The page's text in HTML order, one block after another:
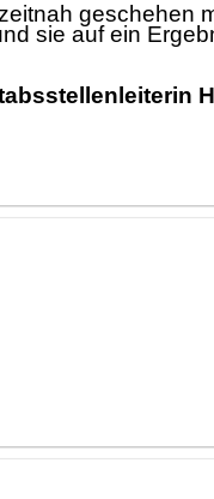
geschehen
sie auf ein